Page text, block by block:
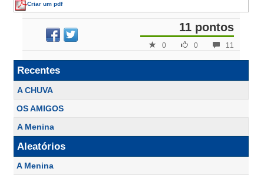
Criar um pdf
11 pontos
11
0
0
Recentes
A CHUVA
OS AMIGOS
A Menina
Aleatórios
A Menina